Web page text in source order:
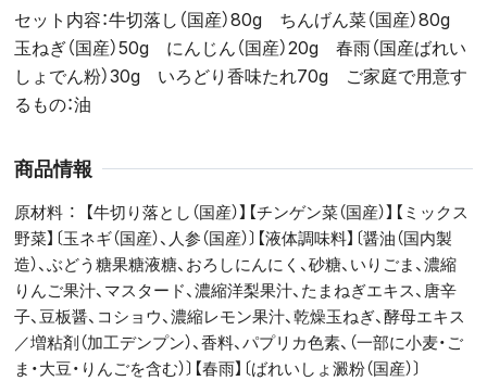
セット内容：牛切落し（国産）80g ちんげん菜（国産）80g
玉ねぎ（国産）50g にんじん（国産）20g 春雨（国産ばれい
しょでん粉）30g いろどり香味たれ70g ご家庭で用意す
るもの：油
商品情報
原材料
【牛切り落とし（国産）】【チンゲン菜（国産）】【ミックス
野菜】〔玉ネギ（国産）、人参（国産）〕【液体調味料】〔醤油（国内製
造）、ぶどう糖果糖液糖、おろしにんにく、砂糖、いりごま、濃縮
りんご果汁、マスタード、濃縮洋梨果汁、たまねぎエキス、唐辛
子、豆板醤、コショウ、濃縮レモン果汁、乾燥玉ねぎ、酵母エキス
／増粘剤（加工デンプン）、香料、パプリカ色素、（一部に小麦・ご
ま・大豆・りんごを含む）〕【春雨】〔ばれいしょ澱粉（国産）〕